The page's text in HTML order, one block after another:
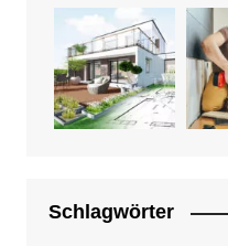
Schlagwörter